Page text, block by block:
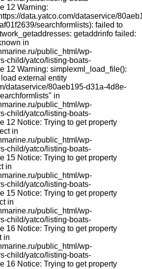
12 Warning:
data.yatco.com/dataservice/
searchformlists): failed to
getaddrinfo failed:
in
public_html/wp-
child/yatco/listing-boats-
12 Warning: simplexml_load_file():
external entity
dataservice/80aeb195-d31a-4d8e-
in
public_html/wp-
child/yatco/listing-boats-
12 Notice: Trying to get property
in
public_html/wp-
child/yatco/listing-boats-
15 Notice: Trying to get property
in
public_html/wp-
child/yatco/listing-boats-
15 Notice: Trying to get property
in
public_html/wp-
child/yatco/listing-boats-
16 Notice: Trying to get property
in
public_html/wp-
child/yatco/listing-boats-
16 Notice: Trying to get property